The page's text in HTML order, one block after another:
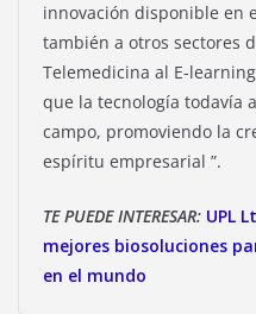
innovación disponible en
también a otros sectores
Telemedicina al E-
que la tecnología todavía
campo, promoviendo la
espíritu empresarial ”.
TE PUEDE INTERESAR: UPL
mejores biosoluciones
en el mundo